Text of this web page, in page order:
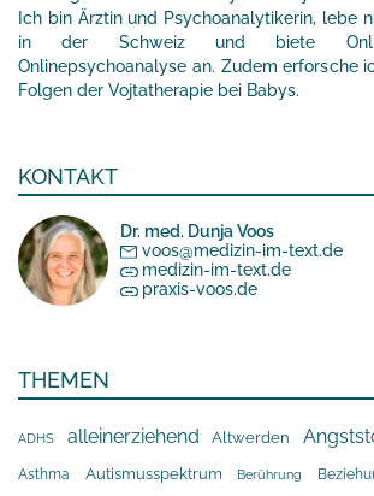
Ich bin Ärztin und Psychoanalytikerin, lebe
in der Schweiz und biete
Onlinepsychoanalyse an. Zudem erforsche
Folgen der Vojtatherapie bei Babys.
KONTAKT
Dr. med. Dunja Voos
voos@medizin-im-text.de
medizin-im-text.de
praxis-voos.de
THEMEN
ADHS alleinerziehend Altwerden
Asthma Autismusspektrum Berührung